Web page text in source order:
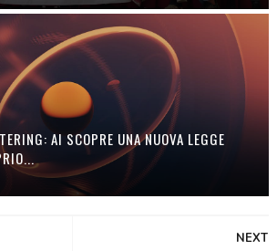
AI SCOPRE UNA NUOVA LEGGE
NEXT